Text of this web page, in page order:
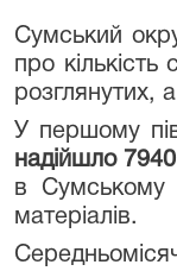
Сумський
про
розглянутих,
У першому
надійшло 7940
в Сумському
матеріалів.